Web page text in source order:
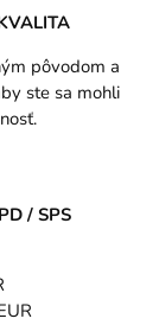
pôvodom a
ste sa mohli
/ SPS